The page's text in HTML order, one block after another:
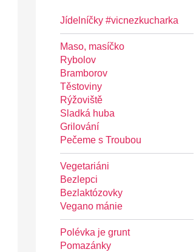
Jídelníčky #vicnezkucharka
Maso, masíčko
Rybolov
Bramborov
Těstoviny
Rýžoviště
Sladká huba
Grilování
Pečeme s Troubou
Vegetariáni
Bezlepci
Bezlaktózovky
Vegano mánie
Polévka je grunt
Pomazánky